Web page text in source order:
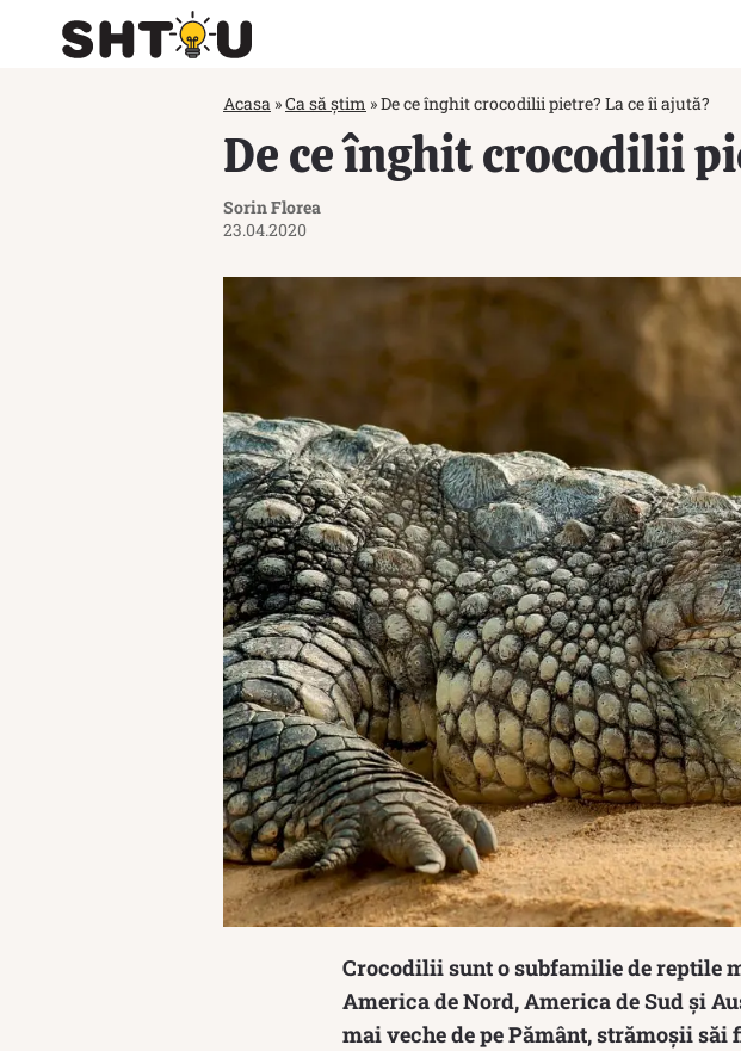
Acasa »Ca să știm »De ce înghit crocodilii pietre? La ce îi ajută?
De ce înghit crocodilii
Sorin Florea
23.04.2020
Crocodilii sunt o subfamilie de reptile
America de Nord, America de Sud și
mai veche de pe Pământ, strămoșii